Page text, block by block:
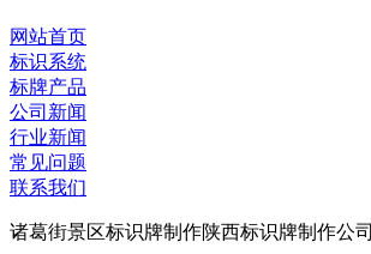
网站首页
标识系统
标牌产品
公司新闻
行业新闻
常见问题
联系我们
诸葛街景区标识牌制作陕西标识牌制作公司